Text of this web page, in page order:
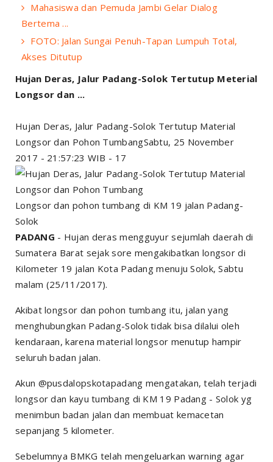
Mahasiswa dan Pemuda Jambi Gelar Dialog
Bertema ...
FOTO: Jalan Sungai Penuh-Tapan Lumpuh Total,
Akses Ditutup
Hujan Deras, Jalur Padang-Solok Tertutup Meterial
Longsor dan ...
Hujan Deras, Jalur Padang-Solok Tertutup Material
Longsor dan Pohon TumbangSabtu, 25 November
2017 - 21:57:23 WIB - 17
Longsor dan pohon tumbang di KM 19 jalan Padang-
Solok
PADANG - Hujan deras mengguyur sejumlah daerah di
Sumatera Barat sejak sore mengakibatkan longsor di
Kilometer 19 jalan Kota Padang menuju Solok, Sabtu
malam (25/11/2017).
Akibat longsor dan pohon tumbang itu, jalan yang
menghubungkan Padang-Solok tidak bisa dilalui oleh
kendaraan, karena material longsor menutup hampir
seluruh badan jalan.
Akun @pusdalopskotapadang mengatakan, telah terjadi
longsor dan kayu tumbang di KM 19 Padang - Solok yg
menimbun badan jalan dan membuat kemacetan
sepanjang 5 kilometer.
Sebelumnya BMKG telah mengeluarkan warning agar